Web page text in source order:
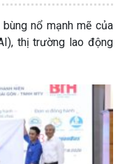
nổ mạnh mẽ của
thị trường lao động